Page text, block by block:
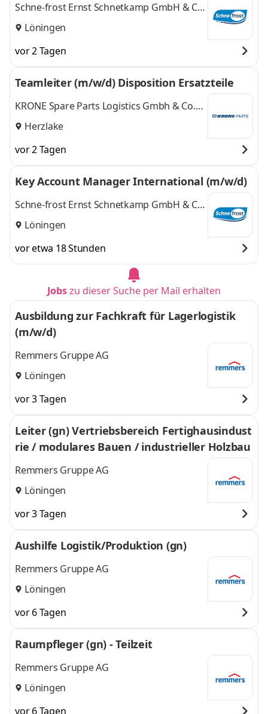
Schne-frost Ernst Schnetkamp GmbH & Co.
KGLöningen
vor 2 Tagen
Teamleiter (m/w/d) Disposition Ersatzteile
KRONE Spare Parts Logistics Gmbh & Co.
KGHerzlake
vor 2 Tagen
Key Account Manager International (m/w/d)
Schne-frost Ernst Schnetkamp GmbH & Co.
KGLöningen
vor etwa 18 Stunden
Jobszu dieser Suche per Mail erhalten
Ausbildung zur Fachkraft für Lagerlogistik
(m/w/d)
Remmers Gruppe AG
Löningen
vor 3 Tagen
Leiter (gn) Vertriebsbereich Fertighausindust
rie / modulares Bauen / industrieller Holzbau
Remmers Gruppe AG
Löningen
vor 3 Tagen
Aushilfe Logistik/Produktion (gn)
Remmers Gruppe AG
Löningen
vor 6 Tagen
Raumpfleger (gn) - Teilzeit
Remmers Gruppe AG
Löningen
vor 6 Tagen